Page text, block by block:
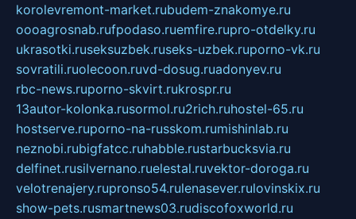
korolevremont-market.rubudem-znakomye.ru
oooagrosnab.rufpodaso.ruemfire.rupro-otdelky.ru
ukrasotki.ruseksuzbek.ruseks-uzbek.ruporno-vk.ru
sovratili.ruolecoon.ruvd-dosug.ruadonyev.ru
rbc-news.ruporno-skvirt.rukrospr.ru
13autor-kolonka.rusormol.ru2rich.ruhostel-65.ru
hostserve.ruporno-na-russkom.rumishinlab.ru
neznobi.rubigfatcc.ruhabble.rustarbucksvia.ru
delfinet.rusilvernano.ruelestal.ruvektor-doroga.ru
velotrenajery.rupronso54.rulenasever.rulovinskix.ru
show-pets.rusmartnews03.rudiscofoxworld.ru